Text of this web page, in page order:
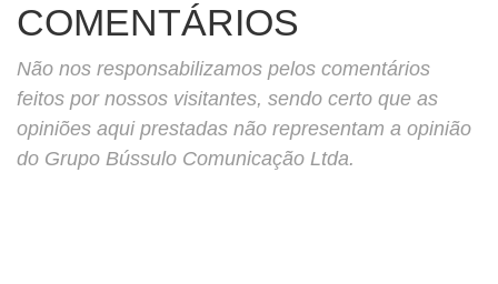
COMENTÁRIOS
Não nos responsabilizamos pelos comentários
feitos por nossos visitantes, sendo certo que as
opiniões aqui prestadas não representam a opinião
do Grupo Bússulo Comunicação Ltda.